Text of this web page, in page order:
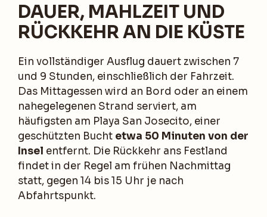
DAUER, MAHLZEIT UND
RÜCKKEHR AN DIE KÜSTE
Ein vollständiger Ausflug dauert zwischen 7
und 9 Stunden, einschließlich der Fahrzeit.
Das Mittagessen wird an Bord oder an einem
nahegelegenen Strand serviert, am
häufigsten am Playa San Josecito, einer
geschützten Bucht etwa 50 Minuten von der
Insel entfernt. Die Rückkehr ans Festland
findet in der Regel am frühen Nachmittag
statt, gegen 14 bis 15 Uhr je nach
Abfahrtspunkt.